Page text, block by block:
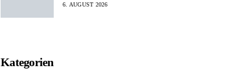
6. AUGUST 2026
Kategorien